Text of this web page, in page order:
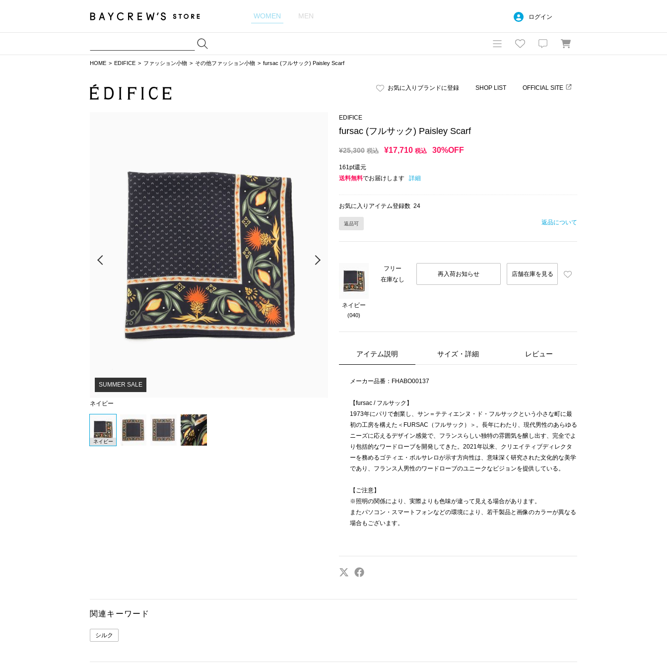
WOMEN MEN ログイン
HOME EDIFICE ファッション小物 その他ファッション小物 fursac (フルサック) Paisley Scarf
お気に入りブランドに登録 SHOP LIST OFFICIAL SITE
ネイビー
SUMMER SALE
ネイビー
EDIFICE
fursac (フルサック) Paisley Scarf
¥25,300 税込 ¥17,710 税込 30%OFF
161pt還元
送料無料でお届けします 詳細
お気に入りアイテム登録数 24
返品可 返品について
ネイビー
(040)
フリー
在庫なし
再入荷お知らせ 店舗在庫を見る
アイテム説明 サイズ・詳細 レビュー
メーカー品番：FHABO00137
【fursac / フルサック】
1973年にパリで創業し、サン＝テティエンヌ・ド・フルサックという小さな町に最
初の工房を構えた＜FURSAC（フルサック）＞。長年にわたり、現代男性のあらゆる
ニーズに応えるデザイン感覚で、フランスらしい独特の雰囲気を醸し出す、完全でよ
り包括的なワードローブを開発してきた。2021年以来、クリエイティブディレクタ
ーを務めるゴティエ・ボルサレロが示す方向性は、意味深く研究された文化的な美学
であり、フランス人男性のワードローブのユニークなビジョンを提供している。
【ご注意】
※照明の関係により、実際よりも色味が違って見える場合があります。
またパソコン・スマートフォンなどの環境により、若干製品と画像のカラーが異なる
場合もございます。
関連キーワード
シルク